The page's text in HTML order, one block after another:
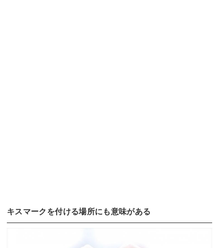
キスマークを付ける場所にも意味がある